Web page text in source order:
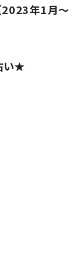
年1月～
い★